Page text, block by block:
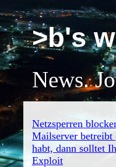
>b's
News.
Netzsperren
Mailserver betreibt
habt, dann solltet
Exploit